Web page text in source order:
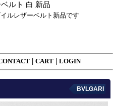
ルト 白 新品
ルレザーベルト新品です
CART LOGIN
BVLGARI